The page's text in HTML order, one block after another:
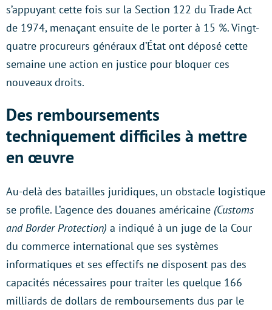
s’appuyant cette fois sur la Section 122 du Trade Act
de 1974, menaçant ensuite de le porter à 15 %. Vingt-
quatre procureurs généraux d’État ont déposé cette
semaine une action en justice pour bloquer ces
nouveaux droits.
Des remboursements
techniquement difficiles à mettre
en œuvre
Au-delà des batailles juridiques, un obstacle logistique
se profile. L’agence des douanes américaine (Customs
and Border Protection) a indiqué à un juge de la Cour
du commerce international que ses systèmes
informatiques et ses effectifs ne disposent pas des
capacités nécessaires pour traiter les quelque 166
milliards de dollars de remboursements dus par le